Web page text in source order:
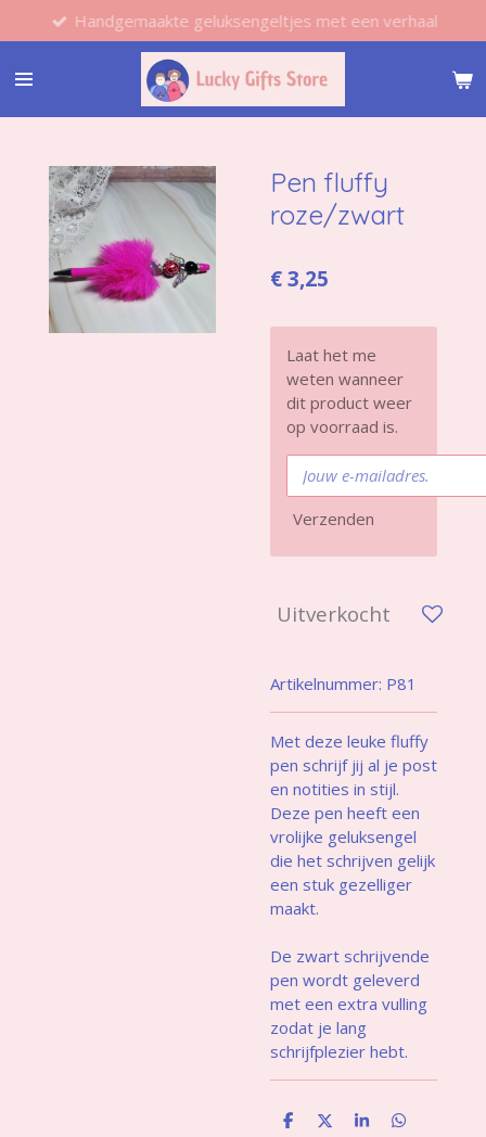
direct
naar
hoofdinhoud
Handgemaakte geluksengeltjes met een verhaal
Pen fluffy
roze/zwart
€ 3,25
Laat het me
weten wanneer
dit product weer
op voorraad is.
Verzenden
Uitverkocht
Artikelnummer: P81
Met deze leuke fluffy
pen schrijf jij al je post
en notities in stijl.
Deze pen heeft een
vrolijke geluksengel
die het schrijven gelijk
een stuk gezelliger
maakt.
De zwart schrijvende
pen wordt geleverd
met een extra vulling
zodat je lang
schrijfplezier hebt.
D
D
S
D